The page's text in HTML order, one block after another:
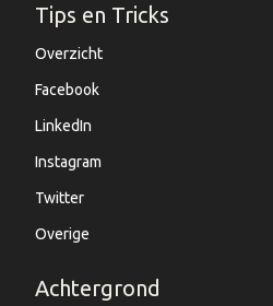
Tips en Tricks
Overzicht
Facebook
LinkedIn
Instagram
Twitter
Overige
Achtergrond